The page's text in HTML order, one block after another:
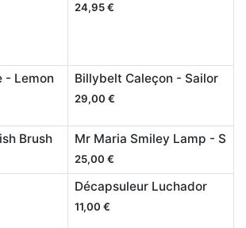
24,95€
- Lemon
Billybelt Caleçon - Sailor
29,00 €
Brush Mr Maria Smiley Lamp - S
25,00 €
Décapsuleur Luchador
11,00 €